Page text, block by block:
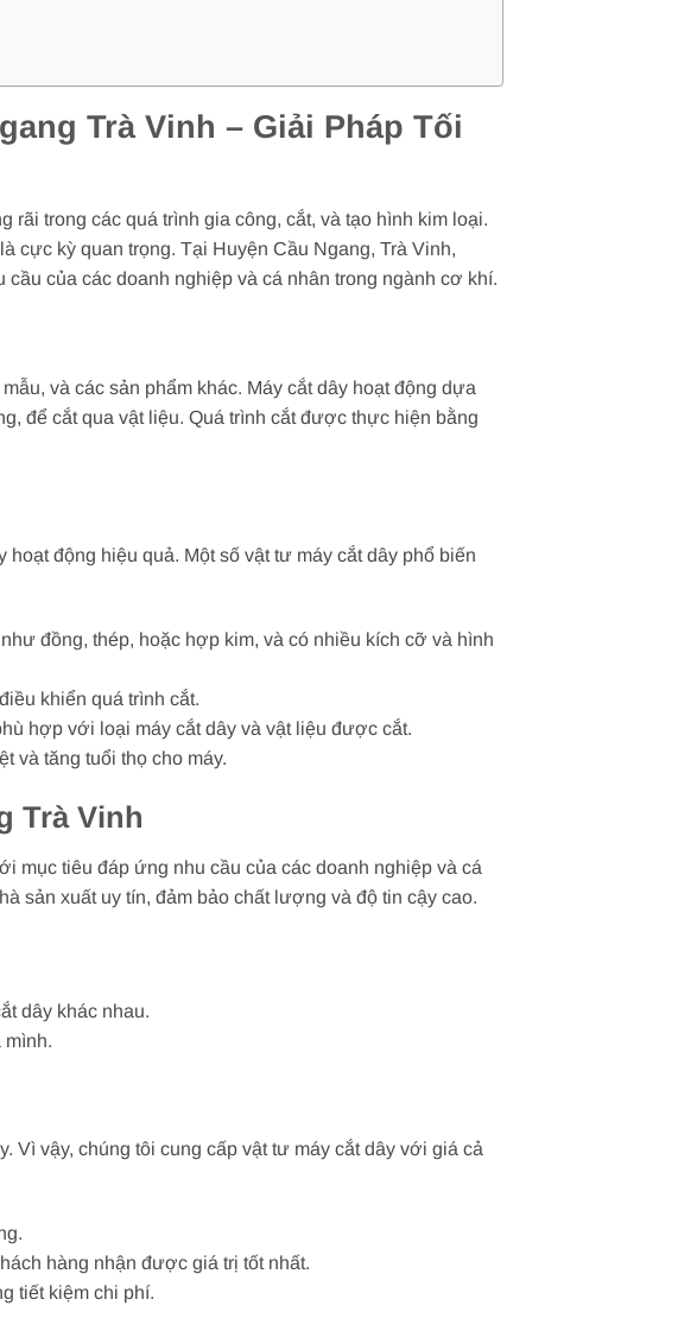
Trà Vinh – Giải Pháp Tối
trong các quá trình gia công, cắt, và tạo hình kim loại.
cực kỳ quan trọng. Tại Huyện Cầu Ngang, Trà Vinh,
của các doanh nghiệp và cá nhân trong ngành cơ khí.
và các sản phẩm khác. Máy cắt dây hoạt động dựa
để cắt qua vật liệu. Quá trình cắt được thực hiện bằng
động hiệu quả. Một số vật tư máy cắt dây phổ biến
đồng, thép, hoặc hợp kim, và có nhiều kích cỡ và hình
khiển quá trình cắt.
hợp với loại máy cắt dây và vật liệu được cắt.
và tăng tuổi thọ cho máy.
Trà Vinh
mục tiêu đáp ứng nhu cầu của các doanh nghiệp và cá
sản xuất uy tín, đảm bảo chất lượng và độ tin cậy cao.
dây khác nhau.
mình.
Vì vậy, chúng tôi cung cấp vật tư máy cắt dây với giá cả
hàng nhận được giá trị tốt nhất.
tiết kiệm chi phí.